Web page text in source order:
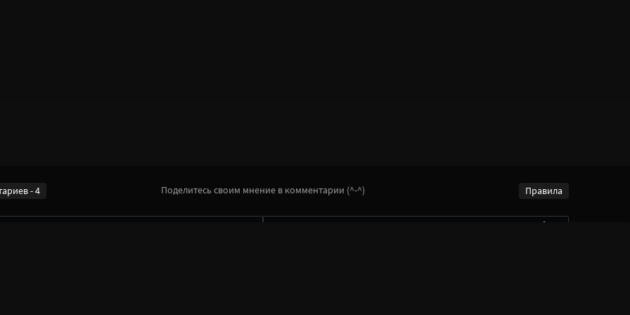
- 4 Поделитесь своим мнение в комментарии (^-^) Правила